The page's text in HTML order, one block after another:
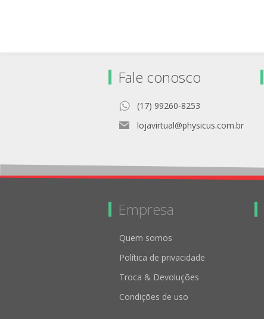
Fale conosco
(17) 99260-8253
lojavirtual@physicus.com.br
Empresa
Quem somos
Política de privacidade
Troca & Devoluções
Condições de uso